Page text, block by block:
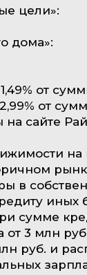
цели»:
дома»:
от
от
сайте
в
иных
сумме
от 3 млн
руб. и